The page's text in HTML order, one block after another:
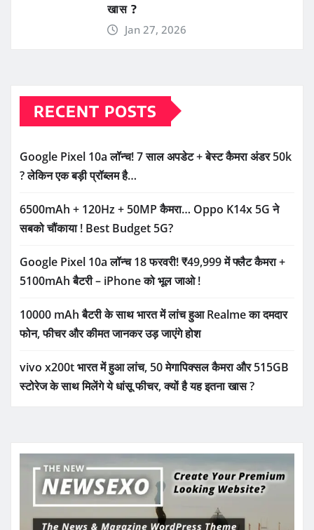
खास ?
Jan 27, 2026
RECENT POSTS
Google Pixel 10a लॉन्च! 7 साल अपडेट + बेस्ट कैमरा अंडर 50k
? लेकिन एक बड़ी प्रॉब्लम है…
6500mAh + 120Hz + 50MP कैमरा… Oppo K14x 5G ने
सबको चौंकाया ! Best Budget 5G?
Google Pixel 10a लॉन्च 18 फरवरी! ₹49,999 में फ्लैट कैमरा +
5100mAh बैटरी – iPhone को भूल जाओ !
10000 mAh बैटरी के साथ भारत में लांच हुआ Realme का दमदार
फोन, फीचर और कीमत जानकर उड़ जाएंगे होश
vivo x200t भारत में हुआ लांच, 50 मेगापिक्सल कैमरा और 515GB
स्टोरेज के साथ मिलेंगे ये धांसू फीचर, क्यों है यह इतना खास ?